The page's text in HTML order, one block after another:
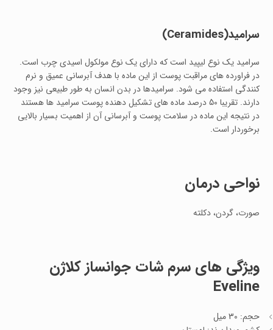
سرامید(Ceramides)
سرامید یک نوع لیپید است که دارای یک نوع مولکول اسیدی چرب است.
در فراورده های مراقبت پوست از این ماده با هدف آبرسانی عمیق و نرم
کنندگی استفاده می شود. سرامیدها در بدن انسان به طور طبیعی نیز وجود
دارند. تقریبا 50 درصد ماده های تشکیل دهنده پوست سرامید ها هستند
در نتیجه این ماده در سلامت پوست و آبرسانی آن از اهمیت بسیار بالایی
برخوردار است.
نواحی درمان
صورت، گردن، دکلته
ویژگی های سرم شات جوانساز کلاژن
Eveline
حجم: 30 میل